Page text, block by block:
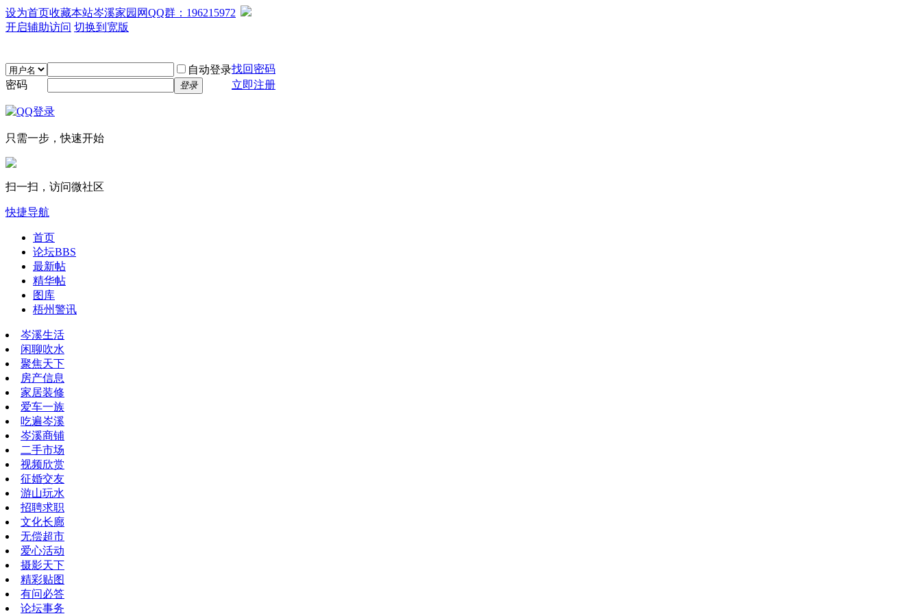
设为首页收藏本站岑溪家园网QQ群：196215972
开启辅助访问 切换到宽版
自动登录找回密码
密码
登录 立即注册
只需一步，快速开始
扫一扫，访问微社区
快捷导航
首页
论坛BBS
最新帖
精华帖
图库
梧州警讯
岑溪生活
闲聊吹水
聚焦天下
房产信息
家居装修
爱车一族
吃遍岑溪
岑溪商铺
二手市场
视频欣赏
征婚交友
游山玩水
招聘求职
文化长廊
无偿超市
爱心活动
摄影天下
精彩贴图
有问必答
论坛事务